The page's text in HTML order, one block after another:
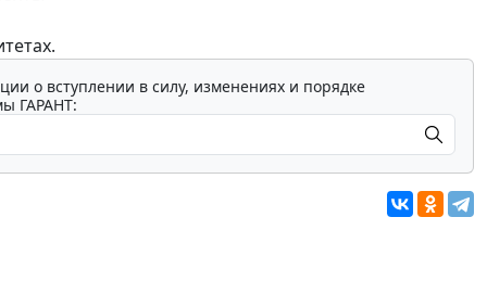
о вступлении в силу, изменениях и порядке
ГАРАНТ: